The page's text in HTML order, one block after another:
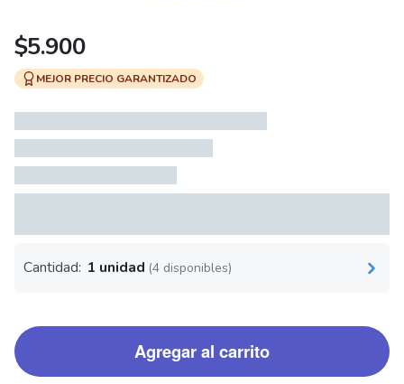
$5.900
MEJOR PRECIO GARANTIZADO
Cantidad: 1 unidad (4 disponibles)
Agregar al carrito